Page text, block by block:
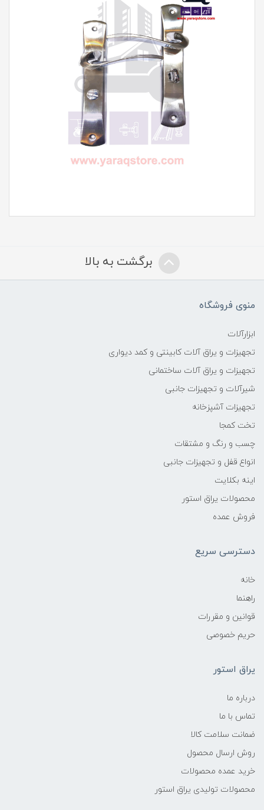
برگشت به بالا
منوی فروشگاه
ابزارآلات
تجهیزات و یراق آلات کابینتی و کمد دیواری
تجهیزات و یراق آلات ساختمانی
شیرآلات و تجهیزات جانبی
تجهیزات آشپزخانه
تخت کمجا
چسب و رنگ و مشتقات
انواع قفل و تجهیزات جانبی
اینه بکلایت
محصولات یراق استور
فروش عمده
دسترسی سریع
خانه
راهنما
قوانین و مقررات
حریم خصوصی
یراق استور
درباره ما
تماس با ما
ضمانت سلامت کالا
روش ارسال محصول
خرید عمده محصولات
محصولات تولیدی یراق استور